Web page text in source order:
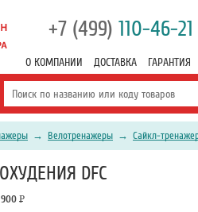
+7 (499) 110-46-21
О КОМПАНИИ ДОСТАВКА ГАРАНТИЯ
→ Велотренажеры → Сайкл-
DFC
900Р